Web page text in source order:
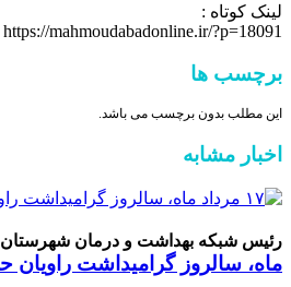
لینک کوتاه :
https://mahmoudabadonline.ir/?p=18091
برچسب ها
این مطلب بدون برچسب می باشد.
اخبار مشابه
رئیس شبکه بهداشت و درمان شهرستان
ماه، سالروز گرامیداشت راویان